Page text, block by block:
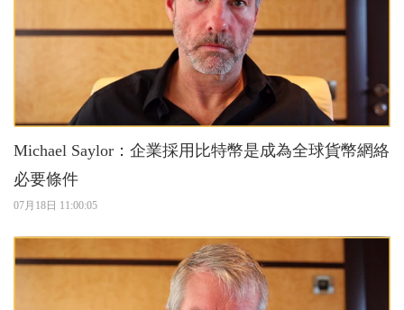
Michael Saylor：企業採用比特幣是成為全球貨幣網絡
必要條件
07月18日 11:00:05